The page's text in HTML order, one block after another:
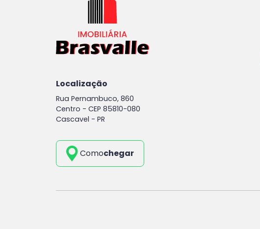
Localização
Rua Pernambuco, 860
Centro - CEP 85810-080
Cascavel - PR
Comochegar